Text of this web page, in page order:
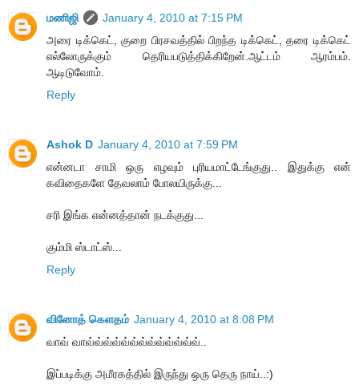
மணிஜி
January 4, 2010 at 7:15 PM
அரை டிக்கெட், குறை பிரசவத்தில் பிறந்த டிக்கெட், தரை டிக்கெட்
எல்லோருக்கும் தெரியபடுத்திக்கிறேன்.ஆட்டம் ஆரம்பம்.
ஆடிடுவோம்.
Reply
Ashok D January 4, 2010 at 7:59 PM
என்னடா சாமி ஒரு எழவும் புரியமாட்டேங்குது.. இதுக்கு என்
கவிதைகளே தேவலாம் போலயிருக்கு...
சரி இங்க என்னத்தான் நடக்குது...
கும்மி ஸ்டாட்ஸ்...
Reply
வினோத் கெளதம் January 4, 2010 at 8:08 PM
வாவ் வாவ்வ்வ்வ்வ்வ்வ்வ்வ்வ்வ்வ்வ்..
இப்படிக்கு அமீரகத்தில் இருந்து ஒரு தெரு நாய்..:)